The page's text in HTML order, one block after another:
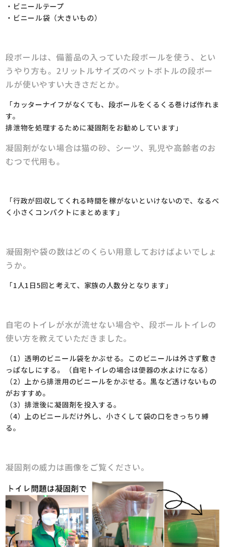
・ビニールテープ
・ビニール袋（大きいもの）
段ボールは、備蓄品の入っていた段ボールを使う、とい
うやり方も。2リットルサイズのペットボトルの段ボー
ルが使いやすい大きさだとか。
「カッターナイフがなくても、段ボールをくるくる巻けば作れま
す。
排泄物を処理するために凝固剤をお勧めしています」
凝固剤がない場合は猫の砂、シーツ、乳児や高齢者のお
むつで代用も。
「行政が回収してくれる時間を稼がないといけないので、なるべ
く小さくコンパクトにまとめます」
――凝固剤や袋の数はどのくらい用意しておけばよいでしょ
うか。
「1人1日5回と考えて、家族の人数分となります」
自宅のトイレが水が流せない場合や、段ボールトイレの
使い方を教えていただきました。
（1）透明のビニール袋をかぶせる。このビニールは外さず敷き
っぱなしにする。（自宅トイレの場合は便器の水よけになる）
（2）上から排泄用のビニールをかぶせる。黒など透けないもの
がおすすめ。
（3）排泄後に凝固剤を投入する。
（4）上のビニールだけ外し、小さくして袋の口をきっちり縛
る。
凝固剤の威力は画像をご覧ください。